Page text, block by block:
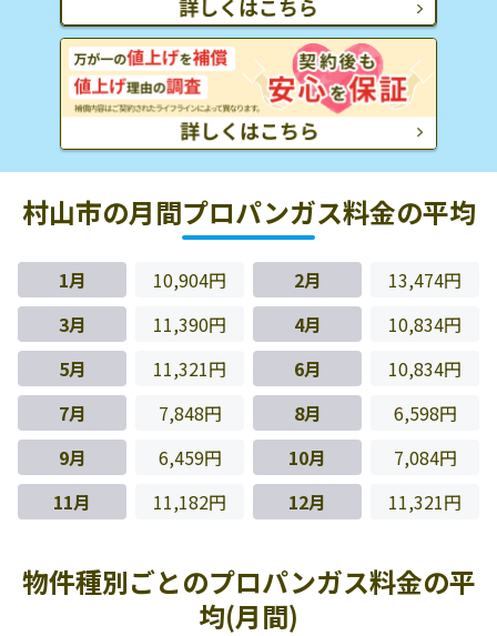
村山市の月間プロパンガス料金の平均
1月 10,904円 2月
13,474円
3月
11,390円 4月
10,834円
5月
11,321円 6月
10,834円
7月
7,848円 8月
6,598円
9月
6,459円 10月
7,084円
11月
11,182円 12月 11,321円
物件種別ごとのプロパンガス料金の平
均(月間)